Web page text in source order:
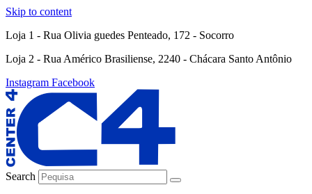
Skip to content
Loja 1 - Rua Olivia guedes Penteado, 172 - Socorro
Loja 2 - Rua Américo Brasiliense, 2240 - Chácara Santo Antônio
Instagram Facebook
Search